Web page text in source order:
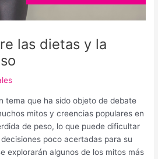
las dietas y la
tema que ha sido objeto de debate
mitos y creencias populares en
de peso, lo que puede dificultar
poco acertadas para su
explorarán algunos de los mitos más